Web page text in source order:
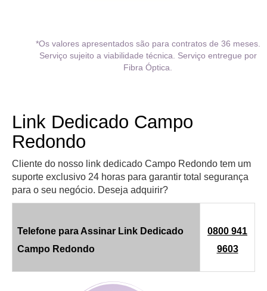
*Os valores apresentados são para contratos de 36 meses.
Serviço sujeito a viabilidade técnica. Serviço entregue por
Fibra Óptica.
Link Dedicado Campo
Redondo
Cliente do nosso link dedicado Campo Redondo tem um
suporte exclusivo 24 horas para garantir total segurança
para o seu negócio. Deseja adquirir?
Telefone para Assinar Link Dedicado
Campo Redondo
0800 941
9603